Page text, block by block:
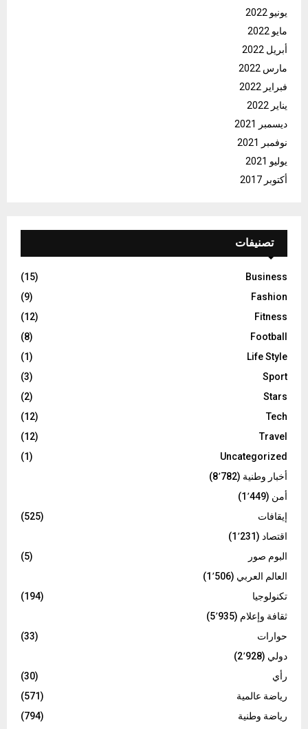
يونيو 2022
مايو 2022
أبريل 2022
مارس 2022
فبراير 2022
يناير 2022
ديسمبر 2021
نوفمبر 2021
يوليو 2021
أكتوبر 2017
تصنيفات
Business
(15)
Fashion
(9)
Fitness
(12)
Football
(8)
Life Style
(1)
Sport
(3)
Stars
(2)
Tech
(12)
Travel
(12)
Uncategorized
(1)
أخبار وطنية (8٬782)
أمن (1٬449)
إيقافات
(525)
اقتصاد (1٬231)
البوم صور
(5)
العالم العربي (1٬506)
تكنولوجيا
(194)
ثقافة وإعلام (5٬935)
حوارات
(33)
دولي (2٬928)
رأي
(30)
رياضة عالمية
(571)
رياضة وطنية
(794)